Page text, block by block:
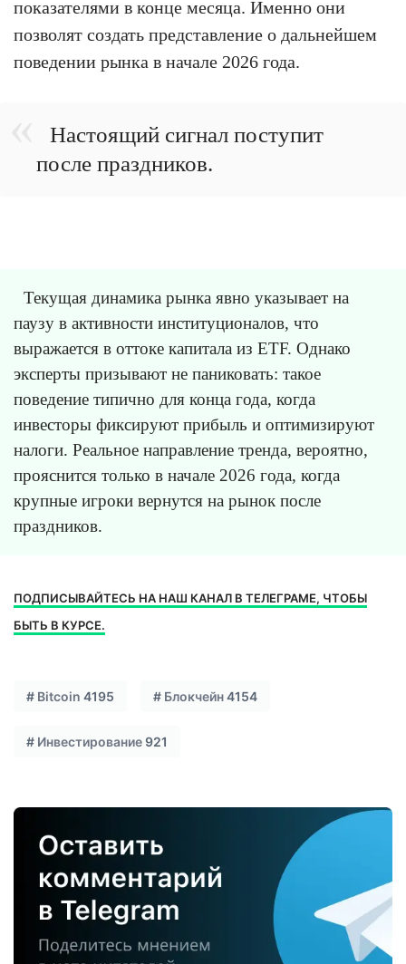
показателями в конце месяца. Именно они
позволят создать представление о дальнейшем
поведении рынка в начале 2026 года.
Настоящий сигнал поступит
после праздников.
Текущая динамика рынка явно указывает на
паузу в активности институционалов, что
выражается в оттоке капитала из ETF. Однако
эксперты призывают не паниковать: такое
поведение типично для конца года, когда
инвесторы фиксируют прибыль и оптимизируют
налоги. Реальное направление тренда, вероятно,
прояснится только в начале 2026 года, когда
крупные игроки вернутся на рынок после
праздников.
ПОДПИСЫВАЙТЕСЬ НА НАШ КАНАЛ В ТЕЛЕГРАМЕ, ЧТОБЫ
БЫТЬ В КУРСЕ.
# Bitcoin 4195 # Блокчейн4154
# Инвестирование921